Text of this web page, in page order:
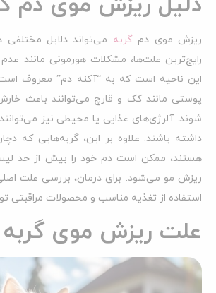
ریزش موی دمگربه می‌تواند دلایل مختلفی
رایج‌ترین علت‌ها، مشکلات هورمونی مانند
این ناحیه است که به “آکنه دم” معروف
پوستی مانند کک و قارچ می‌توانند باعث
شوند. آلرژی‌های غذایی یا محیطی نیز
داشته باشند. علاوه بر این، گربه‌هایی که
هستند، ممکن است دم خود را بیش از حد
ریزش مو می‌شود. برای درمان، بررسی علت
استفاده از تغذیه مناسب و محصولات مراقبتی
علت ریزش موی گربه